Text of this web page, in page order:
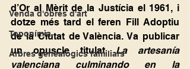
Venda d'obres d'art
Toponímia
Arbres genealògics familiars
d’Or al Mèrit de la Justícia el 1961, i
dotze més tard el feren Fill Adoptiu
de la Ciutat de València. Va publicar
un opuscle titulat La artesanía
valenciana culminando en la